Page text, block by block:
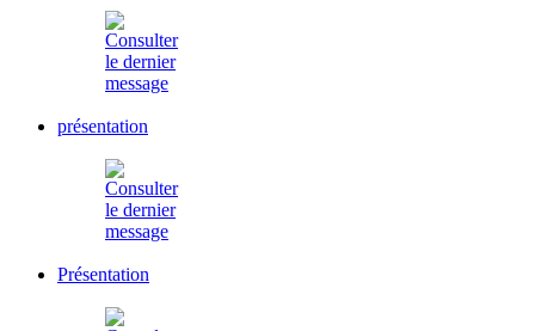
présentation
Présentation